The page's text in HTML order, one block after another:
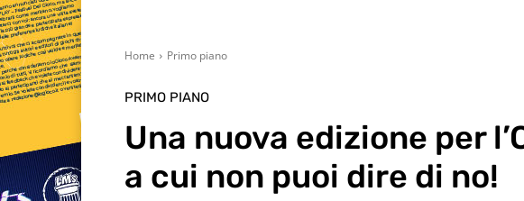
Home Primo piano
PRIMO PIANO
Una nuova edizione per
a cui non puoi dire di no!